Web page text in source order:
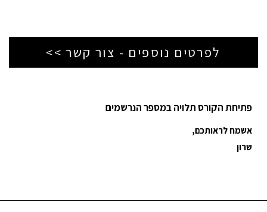
לפרטים נוספים - צור קשר >>
פתיחת הקורס תלויה במספר הנרשמים
אשמח לראותכם,
שרון